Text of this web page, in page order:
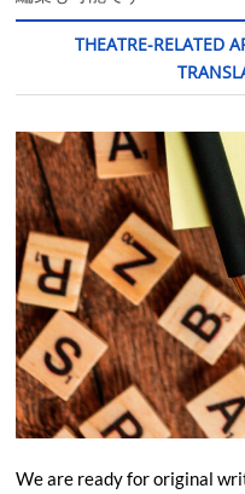
THEATRE-RELATED
We are ready for original